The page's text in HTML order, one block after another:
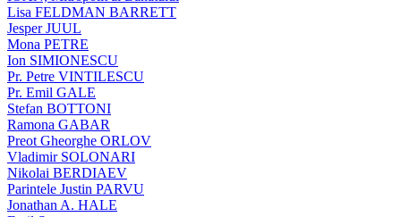
Lisa FELDMAN BARRETT
Jesper JUUL
Mona PETRE
Ion SIMIONESCU
Pr. Petre VINTILESCU
Pr. Emil GALE
Stefan BOTTONI
Ramona GABAR
Preot Gheorghe ORLOV
Vladimir SOLONARI
Nikolai BERDIAEV
Parintele Justin PARVU
Jonathan A. HALE